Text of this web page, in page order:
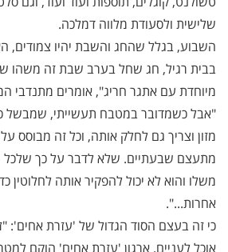
שלישית ולסעודת מלווה דמלכה.
השבוע, בגלל שהחג והשבת יהיו צמודים,
בבית רגיל, חג שחל בערב שבת זה משהו
מיוחדת עם אתגר חריג", אומרים מתנדבי
"אבל כשמדובר במטבח תעשייתי, שמבשל
מזון וצריך גם לחלק אותה, וכל זה מבוסס
מתעצם שבעתיים. שלא לדבר על כך
משלו והוא לא יכול להפקיר אותה לחלוטין
אחרות...".
כי זה בעצם הסוד הגדול של 'עזרת אחים':
אוכל לעניים. ארגון 'עזרת אחים' הוקם